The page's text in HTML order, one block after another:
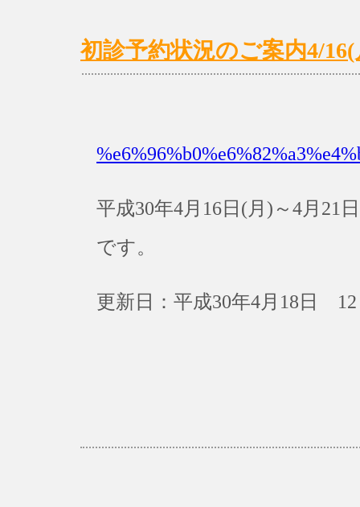
初診予約状況のご案内4/16(
平成30年4月16日(月)～4月21
です。
更新日：平成30年4月18日 12